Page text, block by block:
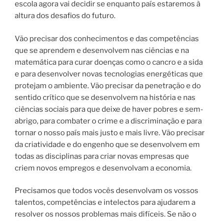
escola agora vai decidir se enquanto país estaremos à
altura dos desafios do futuro.
Vão precisar dos conhecimentos e das competências
que se aprendem e desenvolvem nas ciências e na
matemática para curar doenças como o cancro e a sida
e para desenvolver novas tecnologias energéticas que
protejam o ambiente. Vão precisar da penetração e do
sentido crítico que se desenvolvem na história e nas
ciências sociais para que deixe de haver pobres e sem-
abrigo, para combater o crime e a discriminação e para
tornar o nosso país mais justo e mais livre. Vão precisar
da criatividade e do engenho que se desenvolvem em
todas as disciplinas para criar novas empresas que
criem novos empregos e desenvolvam a economia.
Precisamos que todos vocês desenvolvam os vossos
talentos, competências e intelectos para ajudarem a
resolver os nossos problemas mais difíceis. Se não o